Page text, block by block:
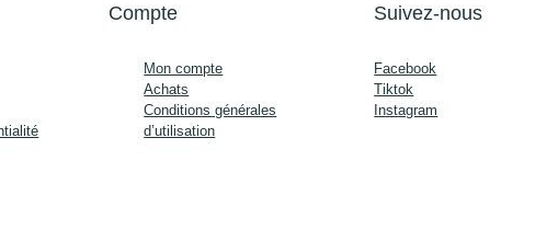
Compte
Mon compte
Achats
Conditions générales
d’utilisation
Suivez-nous
Facebook
Tiktok
Instagram